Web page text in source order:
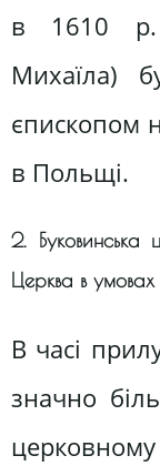
в 1610 р.
Михаїла)
єпископом
в Польщі.
2. Буковинська
Церква в умовах
В часі
значно